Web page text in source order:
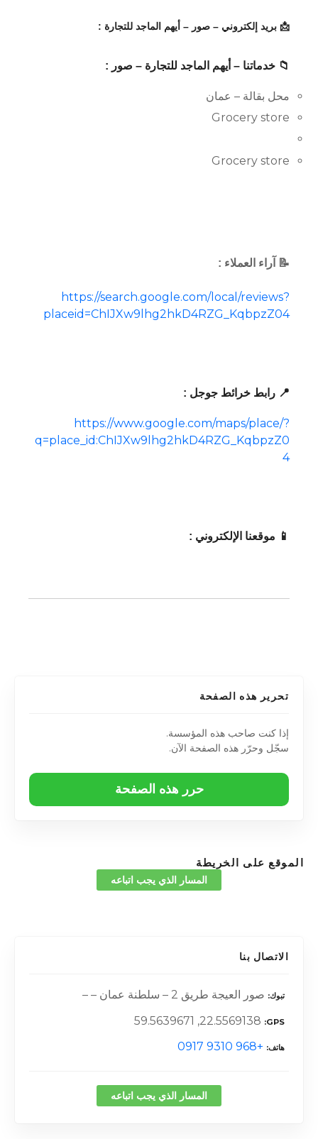
📩 بريد إلكتروني – صور – أيهم الماجد للتجارة :
📁 خدماتنا – أيهم الماجد للتجارة – صور :
محل بقالة – عمان
Grocery store
Grocery store
📝 آراء العملاء :
https://search.google.com/local/reviews?
placeid=ChIJXw9lhg2hkD4RZG_KqbpzZ04
📍 رابط خرائط جوجل :
https://www.google.com/maps/place/?
q=place_id:ChIJXw9lhg2hkD4RZG_KqbpzZ0
4
📱 موقعنا الإلكتروني :
تحرير هذه الصفحة
إذا كنت صاحب هذه المؤسسة.
سجّل وحرّر هذه الصفحة الآن.
حرر هذه الصفحة
الموقع على الخريطة
المسار الذي يجب اتباعه
الاتصال بنا
تبوك صور العيجة طريق 2 – سلطنة عمان – –
GPS
22.5569138, 59.5639671
هاتف +968 9310 0917
المسار الذي يجب اتباعه